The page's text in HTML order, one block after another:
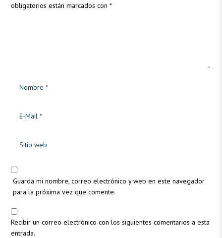
obligatorios están marcados con*
Guarda mi nombre, correo electrónico y web en este navegador
para la próxima vez que comente.
Recibir un correo electrónico con los siguientes comentarios a esta
entrada.